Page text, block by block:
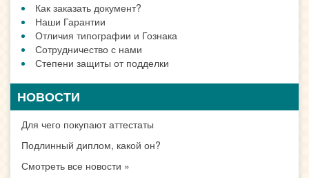
Как заказать документ?
Наши Гарантии
Отличия типографии и Гознака
Сотрудничество с нами
Степени защиты от подделки
НОВОСТИ
Для чего покупают аттестаты
Подлинный диплом, какой он?
Смотреть все новости »